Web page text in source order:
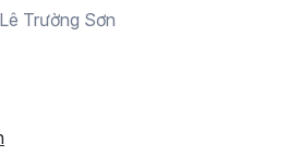
Trường Sơn